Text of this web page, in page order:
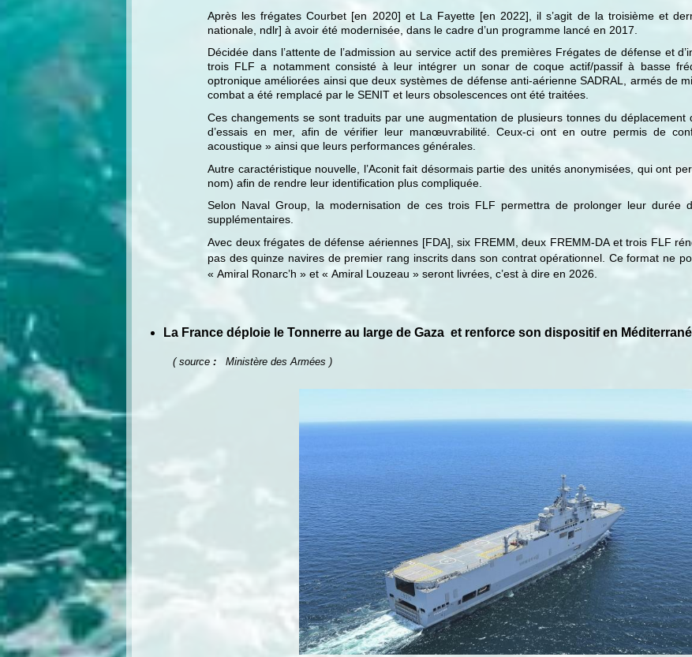
Après les frégates Courbet [en 2020] et La Fayette [en 2022], il s’agit de la troisième et
nationale, ndlr] à avoir été modernisée, dans le cadre d’un programme lancé en 2017.
Décidée dans l’attente de l’admission au service actif des premières Frégates de défense et
trois FLF a notamment consisté à leur intégrer un sonar de coque actif/passif à basse
optronique améliorées ainsi que deux systèmes de défense anti-aérienne SADRAL, armés de
combat a été remplacé par le SENIT et leurs obsolescences ont été traitées.
Ces changements se sont traduits par une augmentation de plusieurs tonnes du déplacement
d’essais en mer, afin de vérifier leur manœuvrabilité. Ceux-ci ont en outre permis de
acoustique » ainsi que leurs performances générales.
Autre caractéristique nouvelle, l’Aconit fait désormais partie des unités anonymisées, qui ont
nom) afin de rendre leur identification plus compliquée.
Selon Naval Group, la modernisation de ces trois FLF permettra de prolonger leur durée
supplémentaires.
Avec deux frégates de défense aériennes [FDA], six FREMM, deux FREMM-DA et trois FLF
pas des quinze navires de premier rang inscrits dans son contrat opérationnel. Ce format ne
« Amiral Ronarc’h » et « Amiral Louzeau » seront livrées, c’est à dire en 2026.
La France déploie le Tonnerre au large de Gaza et renforce son dispositif en
( source : Ministère des Armées )